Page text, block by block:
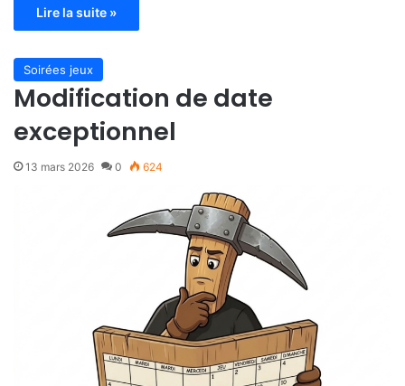
Lire la suite »
Soirées jeux
Modification de date
exceptionnel
13 mars 2026 0 624